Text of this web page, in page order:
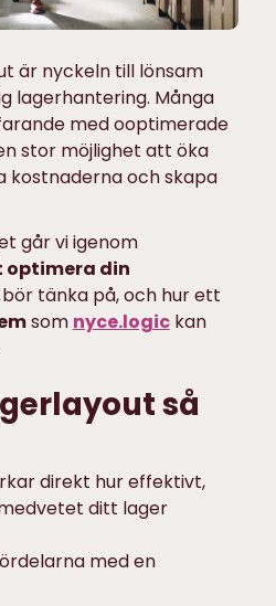
är nyckeln till lönsam
lagerhantering. Många
med ooptimerade
stor möjlighet att öka
kostnaderna och skapa
går vi igenom
din
bör tänka på, och hur ett
som nyce.logickan
så
direkt hur effektivt,
ditt lager
med en